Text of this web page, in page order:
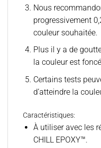
Nous
progressivement
couleur souhaitée.
Plus il y a de
la couleur est
Certains tests
d’atteindre la
Caractéristiques:
À utiliser avec les
CHILL EPOXY™.